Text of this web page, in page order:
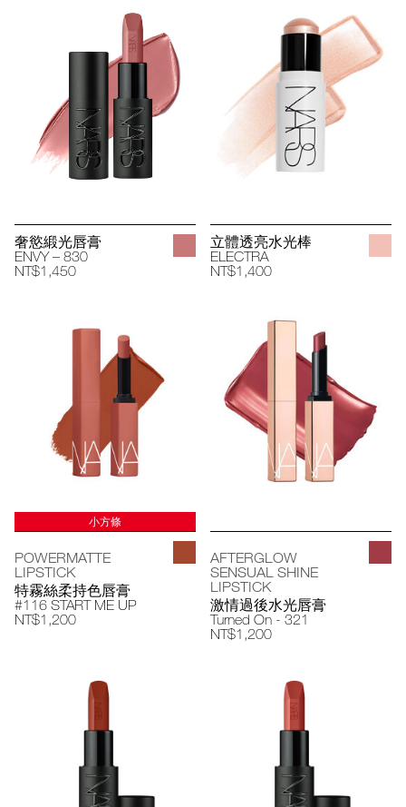
奢慾緞光唇膏
ENVY – 830
NT$1,450
立體透亮水光棒
ELECTRA
NT$1,400
小方條
POWERMATTE
LIPSTICK
特霧絲柔持色唇膏
#116 START ME UP
NT$1,200
AFTERGLOW
SENSUAL SHINE
LIPSTICK
激情過後水光唇膏
Turned On - 321
NT$1,200